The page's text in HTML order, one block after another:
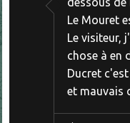
Le Mouret
Le visiteur,
chose à en
Ducret
et mauvais